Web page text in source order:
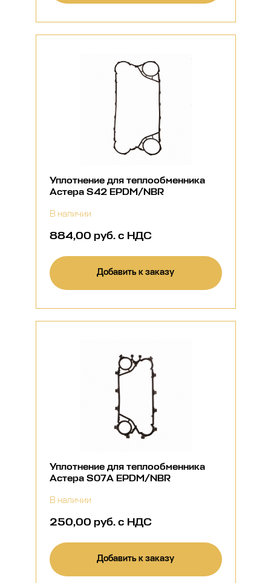
Уплотнение для теплообменника
Астера S42 EPDM/NBR
В наличии
884,00 руб. с НДС
Добавить к заказу
Уплотнение для теплообменника
Астера S07A EPDM/NBR
В наличии
250,00 руб. с НДС
Добавить к заказу